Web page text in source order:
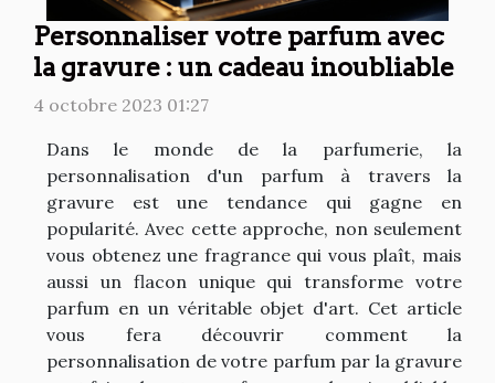
Personnaliser votre parfum avec
la gravure : un cadeau inoubliable
4 octobre 2023 01:27
Dans le monde de la parfumerie, la
personnalisation d'un parfum à travers la
gravure est une tendance qui gagne en
popularité. Avec cette approche, non seulement
vous obtenez une fragrance qui vous plaît, mais
aussi un flacon unique qui transforme votre
parfum en un véritable objet d'art. Cet article
vous fera découvrir comment la
personnalisation de votre parfum par la gravure